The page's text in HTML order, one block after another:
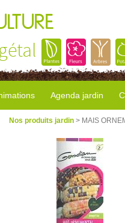
Agenda jardin
Nos produits jardin > MAIS